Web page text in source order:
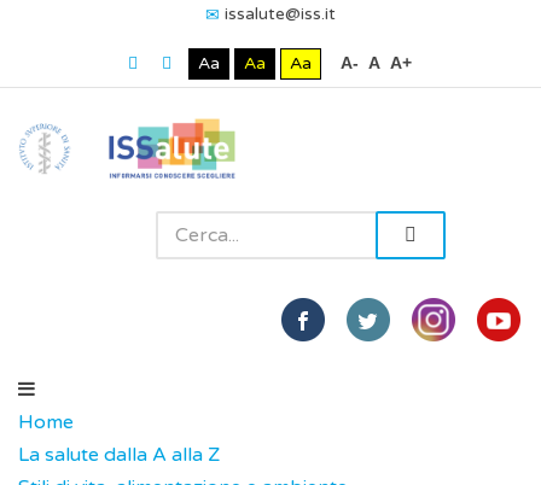
issalute@iss.it
Aa Aa Aa A- A A+
Home
La salute dalla A alla Z